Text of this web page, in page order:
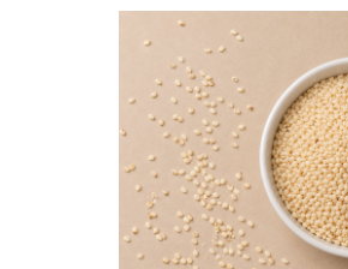
Je kunt de zwarte
over (rijst) gerechten.
zelfgebakken broodjes
Wist je dat je van
smeerseltje kan maken
Je mixt 100 gram
olijfolie en brengt het